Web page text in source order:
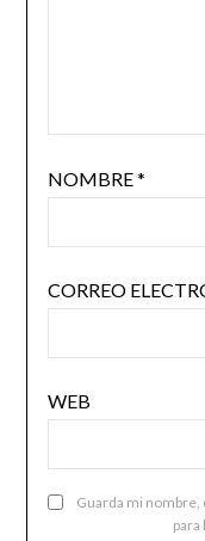
NOMBRE*
CORREO
WEB
Guarda mi
para